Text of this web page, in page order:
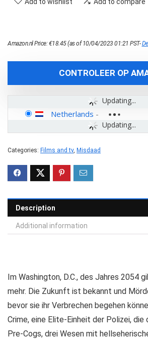
Amazon.nl Price:€18.45(as of 10/04/2023 01:21 PST-
CONTROLEER OP
Updating...
Updating...
Netherlands -
Categories: Films and tv, Misdaad
Description
Additional information
Im Washington, D.C., des Jahres 2054
mehr. Die Zukunft ist bekannt und
bevor sie ihr Verbrechen begehen
Crime, eine Elite-Einheit der Polizei, die
Pre-Cogs, drei Wesen mit